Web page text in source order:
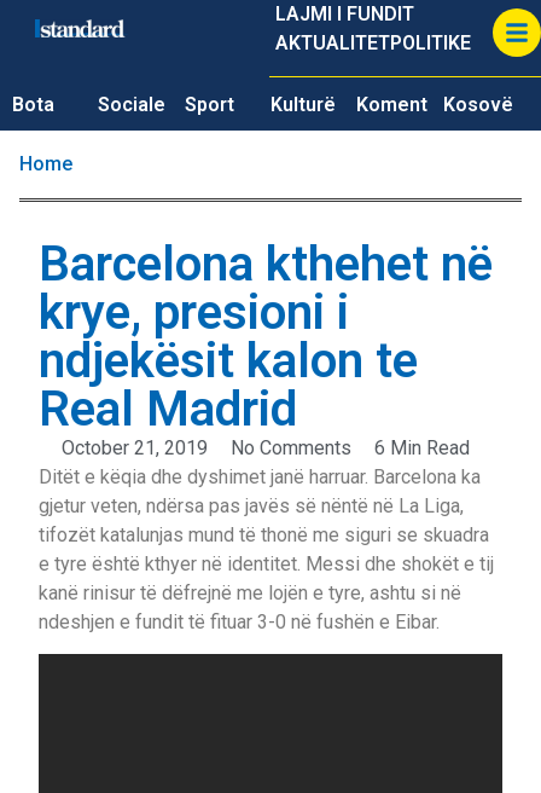
LAJMI I FUNDIT
AKTUALITETPOLITIKE
Bota Sociale Sport Kulturë Koment Kosovë
Home
Barcelona kthehet në
krye, presioni i
ndjekësit kalon te
Real Madrid
October 21, 2019 No Comments
6 Min Read
Ditët e këqia dhe dyshimet janë harruar. Barcelona ka
gjetur veten, ndërsa pas javës së nëntë në La Liga,
tifozët katalunjas mund të thonë me siguri se skuadra
e tyre është kthyer në identitet. Messi dhe shokët e tij
kanë rinisur të dëfrejnë me lojën e tyre, ashtu si në
ndeshjen e fundit të fituar 3-0 në fushën e Eibar.